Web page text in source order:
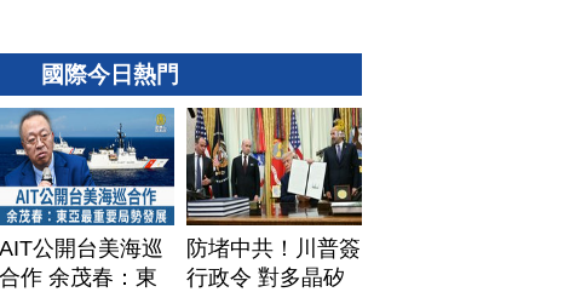
國際今日熱門
AIT公開台美海巡
合作 余茂春：東
防堵中共！川普簽
行政令 對多晶矽